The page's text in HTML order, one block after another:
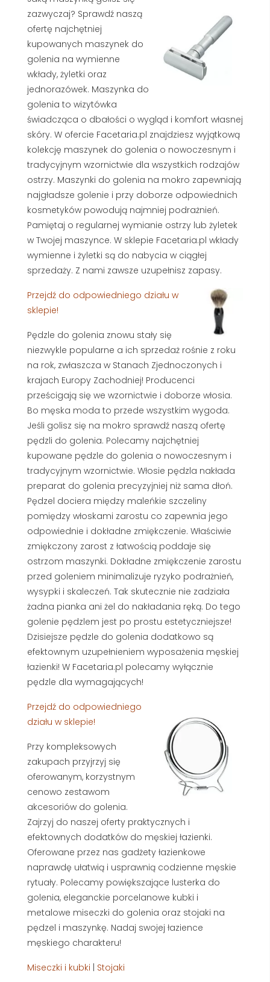
zazwyczaj? Sprawdź naszą
ofertę najchętniej
kupowanych maszynek do
golenia na wymienne
wkłady, żyletki oraz
jednorazówek. Maszynka do
golenia to wizytówka
świadcząca o dbałości o wygląd i komfort własnej
skóry. W ofercie Facetaria.pl znajdziesz wyjątkową
kolekcję maszynek do golenia o nowoczesnym i
tradycyjnym wzornictwie dla wszystkich rodzajów
ostrzy. Maszynki do golenia na mokro zapewniają
najgładsze golenie i przy doborze odpowiednich
kosmetyków powodują najmniej podrażnień.
Pamiętaj o regularnej wymianie ostrzy lub żyletek
w Twojej maszynce. W sklepie Facetaria.pl wkłady
wymienne i żyletki są do nabycia w ciągłej
sprzedaży. Z nami zawsze uzupełnisz zapasy.
Przejdź do odpowiedniego działu w
sklepie!
Pędzle do golenia znowu stały się
niezwykle popularne a ich sprzedaż rośnie z roku
na rok, zwłaszcza w Stanach Zjednoczonych i
krajach Europy Zachodniej! Producenci
prześcigają się we wzornictwie i doborze włosia.
Bo męska moda to przede wszystkim wygoda.
Jeśli golisz się na mokro sprawdź naszą ofertę
pędzli do golenia. Polecamy najchętniej
kupowane pędzle do golenia o nowoczesnym i
tradycyjnym wzornictwie. Włosie pędzla nakłada
preparat do golenia precyzyjniej niż sama dłoń.
Pędzel dociera między maleńkie szczeliny
pomiędzy włoskami zarostu co zapewnia jego
odpowiednie i dokładne zmiękczenie. Właściwie
zmiękczony zarost z łatwością poddaje się
ostrzom maszynki. Dokładne zmiękczenie zarostu
przed goleniem minimalizuje ryzyko podrażnień,
wysypki i skaleczeń. Tak skutecznie nie zadziała
żadna pianka ani żel do nakładania ręką. Do tego
golenie pędzlem jest po prostu estetyczniejsze!
Dzisiejsze pędzle do golenia dodatkowo są
efektownym uzupełnieniem wyposażenia męskiej
łazienki! W Facetaria.pl polecamy wyłącznie
pędzle dla wymagających!
Przejdź do odpowiedniego
działu w sklepie!
Przy kompleksowych
zakupach przyjrzyj się
oferowanym, korzystnym
cenowo zestawom
akcesoriów do golenia.
Zajrzyj do naszej oferty praktycznych i
efektownych dodatków do męskiej łazienki.
Oferowane przez nas gadżety łazienkowe
naprawdę ułatwią i usprawnią codzienne męskie
rytuały. Polecamy powiększające lusterka do
golenia, eleganckie porcelanowe kubki i
metalowe miseczki do golenia oraz stojaki na
pędzel i maszynkę. Nadaj swojej łazience
męskiego charakteru!
Miseczki i kubki | Stojaki